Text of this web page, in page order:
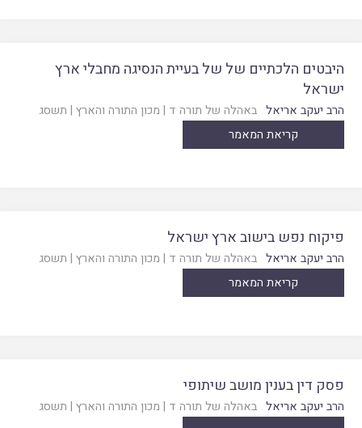
היבטים הלכתיים של של בעיית הנסיגה מחבלי ארץ
ישראל
הרב יעקב אריאל באהלה של תורה ד | מכון התורה והארץ | תשסג
קריאת המאמר
פיקוח נפש בישוב ארץ ישראל
הרב יעקב אריאל באהלה של תורה ד | מכון התורה והארץ | תשסג
קריאת המאמר
פסק דין בענין מושב שיתופי
הרב יעקב אריאל באהלה של תורה ד | מכון התורה והארץ | תשסג